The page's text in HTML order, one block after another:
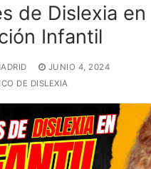
de Dislexia en
Infantil
JUNIO 4, 2024
DE DISLEXIA